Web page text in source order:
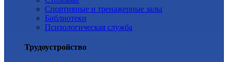
Спортивные и тренажерные залы
Библиотеки
Психологическая служба
Трудоустройство